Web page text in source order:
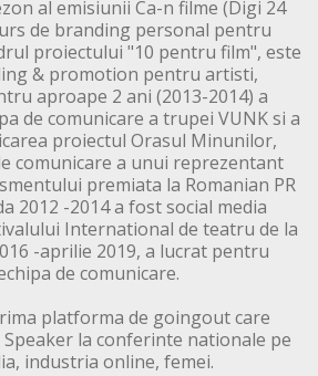
al emisiunii Ca-n filme (Digi 24
de branding personal pentru
proiectului "10 pentru film", este
& promotion pentru artisti,
aproape 2 ani (2013-2014) a
de comunicare a trupei VUNK si a
proiectul Orasul Minunilor,
comunicare a unui reprezentant
premiata la Romanian PR
2012 -2014 a fost social media
International de teatru de la
-aprilie 2019, a lucrat pentru
de comunicare.
platforma de goingout care
la conferinte nationale pe
industria online, femei.